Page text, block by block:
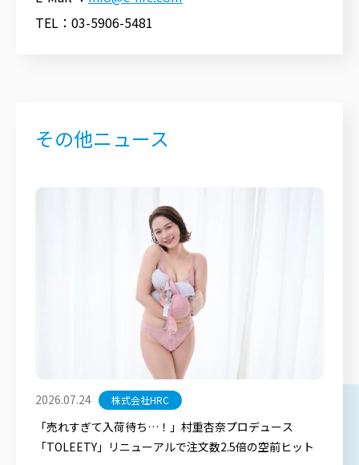
TEL：03-5906-5481
その他ニュース
「売れすぎて入荷待ち…！」村重杏奈プロデュース
「TOLEETY」リニューアルで注文数2.5倍の空前ヒット
2026.07.24 株式会社HRC